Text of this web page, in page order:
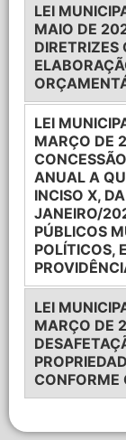
LEI
MAIO DE
DIRETRIZES
LEI
MARÇO DE
ANUAL A
INCISO X,
JANEIRO/
PÚBLICOS
POLÍTICOS,
LEI
MARÇO DE
CONFORME